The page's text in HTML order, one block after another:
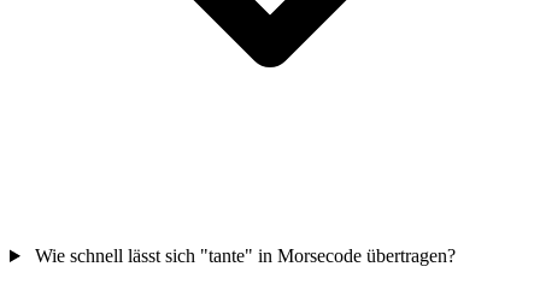
Wie schnell lässt sich "tante" in Morsecode übertragen?